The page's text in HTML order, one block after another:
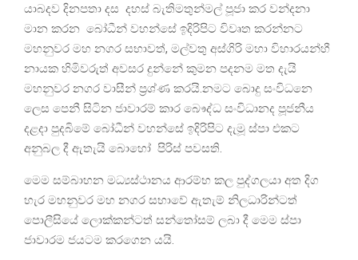
යාබදව දිනපතා දස දහස් බැතිමතුන්මල් පූජා කර වන්දනා
මාන කරන බෝධීන් වහන්සේ ඉදිරිපිට විවෘත කරන්නට
මහනුවර මහ නගර සභාවත්, මල්වතු අස්ගිරි මහා විහාරයන්හී
නායක හිමිවරුත් අවසර දුන්නේ කුමන පදනම මත දැයි
මහනුවර නගර වාසීන් ප්‍රශ්ණ කරයි.නමට බොදු සංවිධනෙ
ලෙස පෙනී සිටින ජාවාරම් කාර බෞද්ධ සංවිධානද පූජනීය
දළදා පුදබිමේ බෝධීන් වහන්සේ ඉදිරිපිට දැමූ ස්පා එකට
අනුබල දී ඇතැයි බොහෝ පිරිස් පවසති.
මෙම සම්බාහන මධ්‍යස්ථානය ආරම්භ කල පුද්ගලයා අත දිග
හැර මහනුවර මහ නගර සභාවේ ඇතැම් නිලධාරින්ටත්
පොලීසියේ ලොක්කන්ටත් සන්තෝසම් ලබා දී මෙම ස්පා
ජාවාරම ජයටම කරගෙන යයි.